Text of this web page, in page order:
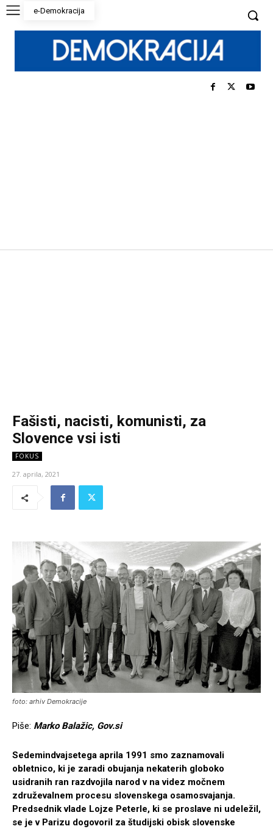
e-Demokracija
Fašisti, nacisti, komunisti, za
Slovence vsi isti
FOKUS
27. aprila, 2021
foto: arhiv Demokracije
Piše: Marko Balažic, Gov.si
Sedemindvajsetega aprila 1991 smo zaznamovali
obletnico, ki je zaradi obujanja nekaterih globoko
usidranih ran razdvojila narod v na videz močnem
združevalnem procesu slovenskega osamosvajanja.
Predsednik vlade Lojze Peterle, ki se proslave ni udeležil,
se je v Parizu dogovoril za študijski obisk slovenske